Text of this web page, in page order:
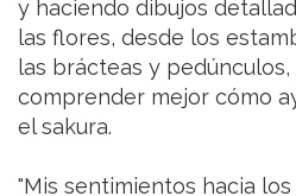
y haciendo dibujos
las flores, desde los
las brácteas y
comprender mejor cómo
el sakura.
"Mis sentimientos hacia